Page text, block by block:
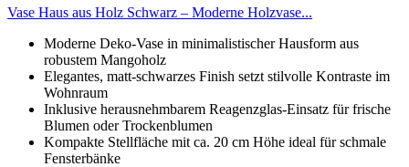
Vase Haus aus Holz Schwarz – Moderne Holzvase...
Moderne Deko-Vase in minimalistischer Hausform aus
robustem Mangoholz
Elegantes, matt-schwarzes Finish setzt stilvolle Kontraste im
Wohnraum
Inklusive herausnehmbarem Reagenzglas-Einsatz für frische
Blumen oder Trockenblumen
Kompakte Stellfläche mit ca. 20 cm Höhe ideal für schmale
Fensterbänke